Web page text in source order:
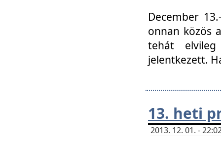
December
onnan közös
tehát
jelentkezett.
13. heti
2013. 12. 01. -